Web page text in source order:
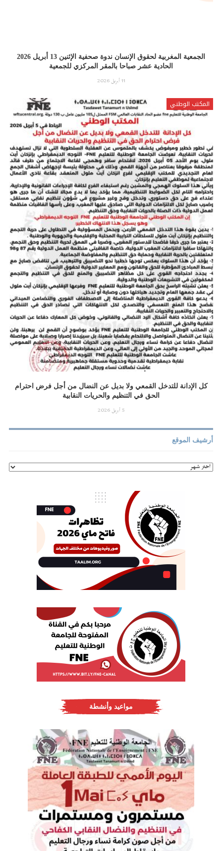
الجمعية المغربية لحقوق الإنسان ندوة صحفية الإثنين 13 أبريل 2026
الحادية عشر صباحا بالمقر المركزي للجمعية
11 أبريل 2026
المكتب الوطني
كل الإدانة للتدخل القمعي ولا بديل عن النضال من أجل فرض احترام
الحق في التنظيم والحريات النقابية
5 أبريل 2026
أرشيف الموقع
أرشيف
مواعيد وأنشطة